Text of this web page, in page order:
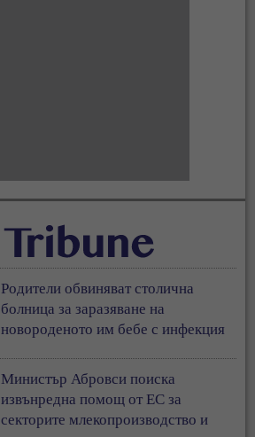
Родители обвиняват столична
болница за заразяване на
новороденото им бебе с инфекция
Министър Абровси поиска
извънредна помощ от ЕС за
секторите млекопроизводство и